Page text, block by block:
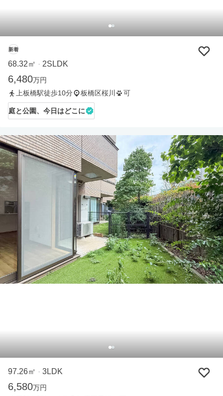
新着
68.32㎡ ・ 2SLDK
6,480万円
上板橋駅徒歩10分
板橋区桜川 可
庭と公園、今日はどこに
97.26㎡ ・ 3LDK
6,580万円